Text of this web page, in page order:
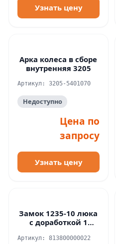
Узнать цену
Арка колеса в сборе
внутренняя 3205
Артикул: 3205-5401070
Недоступно
Цена по
запросу
Узнать цену
Замок 1235-10 люка
с доработкой 1
Артикул: 813800000022